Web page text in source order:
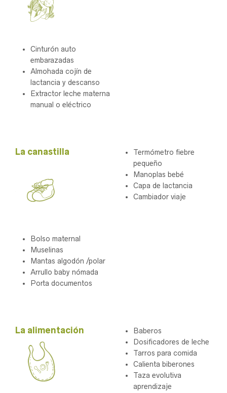
Cinturón auto
embarazadas
Almohada cojín de
lactancia y descanso
Extractor leche materna
manual o eléctrico
La canastilla
Bolso maternal
Muselinas
Mantas algodón /polar
Arrullo baby nómada
Porta documentos
Termómetro fiebre
pequeño
Manoplas bebé
Capa de lactancia
Cambiador viaje
La alimentación
Baberos
Dosificadores de leche
Tarros para comida
Calienta biberones
Taza evolutiva
aprendizaje